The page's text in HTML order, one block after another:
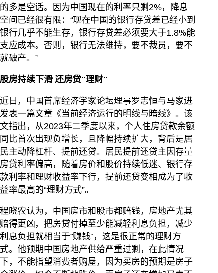
的多是空话。因为中国现在的利率只剩2%，降息
空间已经很有限：“现在中国的银行存贷差已经小到
银行几乎不能生存，银行存贷差必须要大于1.8%能
支应成本。否则，银行无法维持，要不裁员，要不
就破产。”
股房持续下滑 还房贷"理财"
近日，中国首席经济学家论坛理事罗志恒与马家进
发表一篇文章《当前经济运行的明线与暗线》。该
文指出，从2023年二季度以来，个人住房贷款余额
同比首次出现负增长，且降幅持续扩大，背后是居
民主动降杠杆、提前还贷。居民提前还贷主因存量
房贷利率偏高，随着房价和股价持续低迷、银行存
款利率和理财收益率下行，提前还贷变相成为了收
益率最高的“理财方式”。
程晓农认为，中国房市和股市都赔钱，房地产尤其
赔得更凶，把房贷付掉至少能减轻利息负担，减少
利息负担就相当于“赚钱”，这是很正常的理财方
式。他预期中国房地产供给严重过剩，在此情况
下，不能指望消费者购屋，因为买房的预期是房子